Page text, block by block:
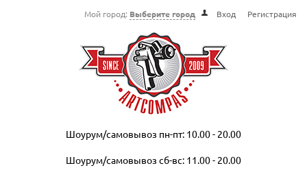
Мой город: Выберите город Вход Регистрация
Шоурум/самовывоз пн-пт: 10.00 - 20.00
Шоурум/самовывоз сб-вс: 11.00 - 20.00